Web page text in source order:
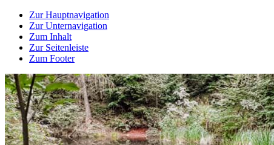
Zur Hauptnavigation
Zur Unternavigation
Zum Inhalt
Zur Seitenleiste
Zum Footer